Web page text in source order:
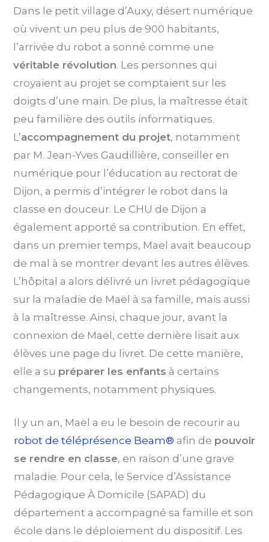
Dans le petit village d’Auxy, désert numérique
où vivent un peu plus de 900 habitants,
l’arrivée du robot a sonné comme une
véritable révolution. Les personnes qui
croyaient au projet se comptaient sur les
doigts d’une main. De plus, la maîtresse était
peu familière des outils informatiques.
L’accompagnement du projet, notamment
par M. Jean-Yves Gaudillière, conseiller en
numérique pour l’éducation au rectorat de
Dijon, a permis d’intégrer le robot dans la
classe en douceur. Le CHU de Dijon a
également apporté sa contribution. En effet,
dans un premier temps, Maël avait beaucoup
de mal à se montrer devant les autres élèves.
L’hôpital a alors délivré un livret pédagogique
sur la maladie de Maël à sa famille, mais aussi
à la maîtresse. Ainsi, chaque jour, avant la
connexion de Maël, cette dernière lisait aux
élèves une page du livret. De cette manière,
elle a su préparer les enfants à certains
changements, notamment physiques.
Il y un an, Maël a eu le besoin de recourir au
robot de téléprésence Beam® afin de pouvoir
se rendre en classe, en raison d’une grave
maladie. Pour cela, le Service d’Assistance
Pédagogique À Domicile (SAPAD) du
département a accompagné sa famille et son
école dans le déploiement du dispositif. Les